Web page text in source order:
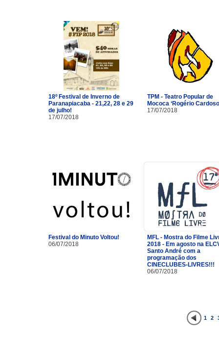
18º Festival de Inverno de
Paranapiacaba - 21,22, 28 e 29
de julho!
17/07/2018
TPM - Teatro Popular de
Mococa ‘Rogério
17/07/2018
Festival do Minuto Voltou!
06/07/2018
MFL - Mostra do Filme
2018 - Em agosto na
Santo André com a
programação dos
CINECLUBES-LIVRES!!!
06/07/2018
1 2